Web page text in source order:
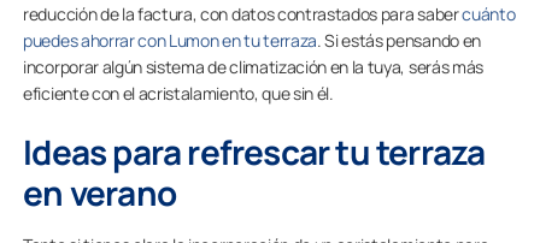
reducción de la factura, con datos contrastados para sabercuánto
puedes ahorrar con Lumon en tu terraza. Si estás pensando en
incorporar algún sistema de climatización en la tuya, serás más
eficiente con el acristalamiento, que sin él.
Ideas para refrescar tu terraza
en verano